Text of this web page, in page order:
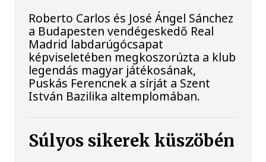
Roberto Carlos és José Ángel Sánchez
a Budapesten vendégeskedő Real
Madrid labdarúgócsapat
képviseletében megkoszorúzta a klub
legendás magyar játékosának,
Puskás Ferencnek a sírját a Szent
István Bazilika altemplomában.
Súlyos sikerek küszöbén